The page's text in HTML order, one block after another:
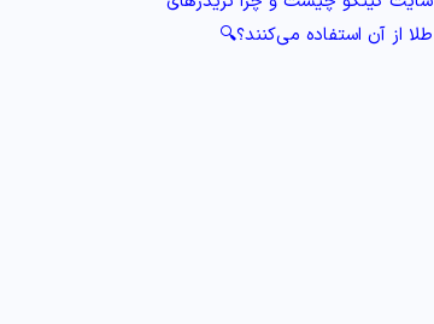
طلا از آن استفاده می‌کنند؟🔍